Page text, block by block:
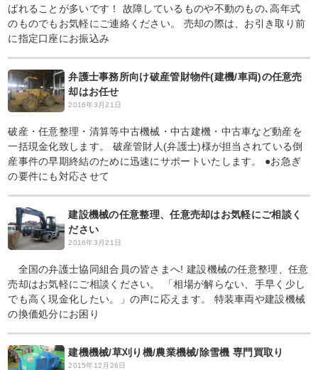
ばれることが多いです！ 故障しているものや不動のもの､高年式
のものでもお気軽にご連絡ください。 売却の際は、お引き取り前
に指定口座にお振込み
弁護士事務所向け破産管財物件(建機/車両)の任意売
却はお任せ
2016年3月21日
破産・任意整理・清算等中古機械・中古建機・中古車など動産を
一括現金化致します。 破産管財人(弁護士)様が担当されている倒
産事件の早期終結のために迅速にサポートいたします。 ●お急ぎ
の要件にも対応させて
建設機械の任意整理、任意売却はお気軽にご相談く
ださい
2016年3月21日
全国の弁護士協同組合員の皆さまへ! 建設機械の任意整理、任意
売却はお気軽にご相談ください。 「相場が解らない、手早く少し
でも高く現金化したい。」の声に応えます。 特装車両や建設機械
の換価処分にお困り
建機機械/草刈り機/農業機械/除雪機 専門買取り
2015年12月26日